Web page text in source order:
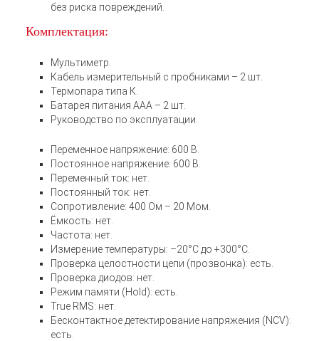
без риска повреждений.
Комплектация:
Мультиметр.
Кабель измерительный с пробниками – 2 шт.
Термопара типа К.
Батарея питания ААА – 2 шт.
Руководство по эксплуатации.
Переменное напряжение: 600 В.
Постоянное напряжение: 600 В.
Переменный ток: нет.
Постоянный ток: нет.
Сопротивление: 400 Ом – 20 Мом.
Ёмкость: нет.
Частота: нет.
Измерение температуры: –20°С до +300°С.
Проверка целостности цепи (прозвонка): есть.
Проверка диодов: нет.
Режим памяти (Hold): есть.
True RMS: нет.
Бесконтактное детектирование напряжения (NCV):
есть.